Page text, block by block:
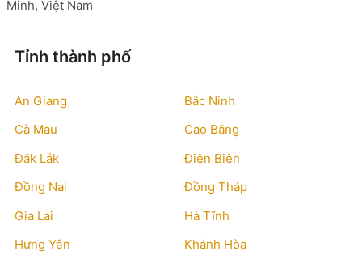
Minh, Việt Nam
Tỉnh thành phố
An Giang
Bắc Ninh
Cà Mau
Cao Bằng
Đắk Lắk
Điện Biên
Đồng Nai
Đồng Tháp
Gia Lai
Hà Tĩnh
Hưng Yên
Khánh Hòa